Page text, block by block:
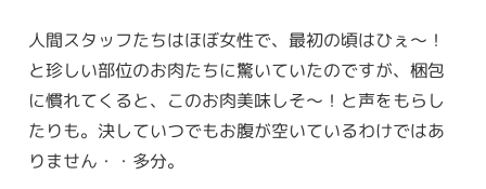
人間スタッフたちはほぼ女性で、最初の頃はひぇ〜！
と珍しい部位のお肉たちに驚いていたのですが、梱包
に慣れてくると、このお肉美味しそ〜！と声をもらし
たりも。決していつでもお腹が空いているわけではあ
りません・・多分。